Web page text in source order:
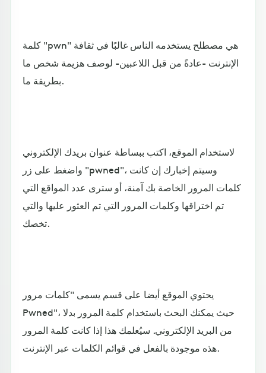
كلمة "pwn" هي مصطلح يستخدمه الناس غالبًا في ثقافة
الإنترنت -عادةً من قبل اللاعبين- لوصف هزيمة شخص ما
بطريقة ما.
لاستخدام الموقع، اكتب ببساطة عنوان بريدك الإلكتروني
واضغط على زر "pwned"، وسيتم إخبارك إن كانت
كلمات المرور الخاصة بك آمنة، أو سترى عدد المواقع التي
تم اختراقها وكلمات المرور التي تم العثور عليها والتي
تخصك.
يحتوي الموقع أيضا على قسم يسمى "كلمات مرور
Pwned"، حيث يمكنك البحث باستخدام كلمة المرور بدلا
من البريد الإلكتروني. سيُعلمك هذا إذا كانت كلمة المرور
هذه موجودة بالفعل في قوائم الكلمات عبر الإنترنت.